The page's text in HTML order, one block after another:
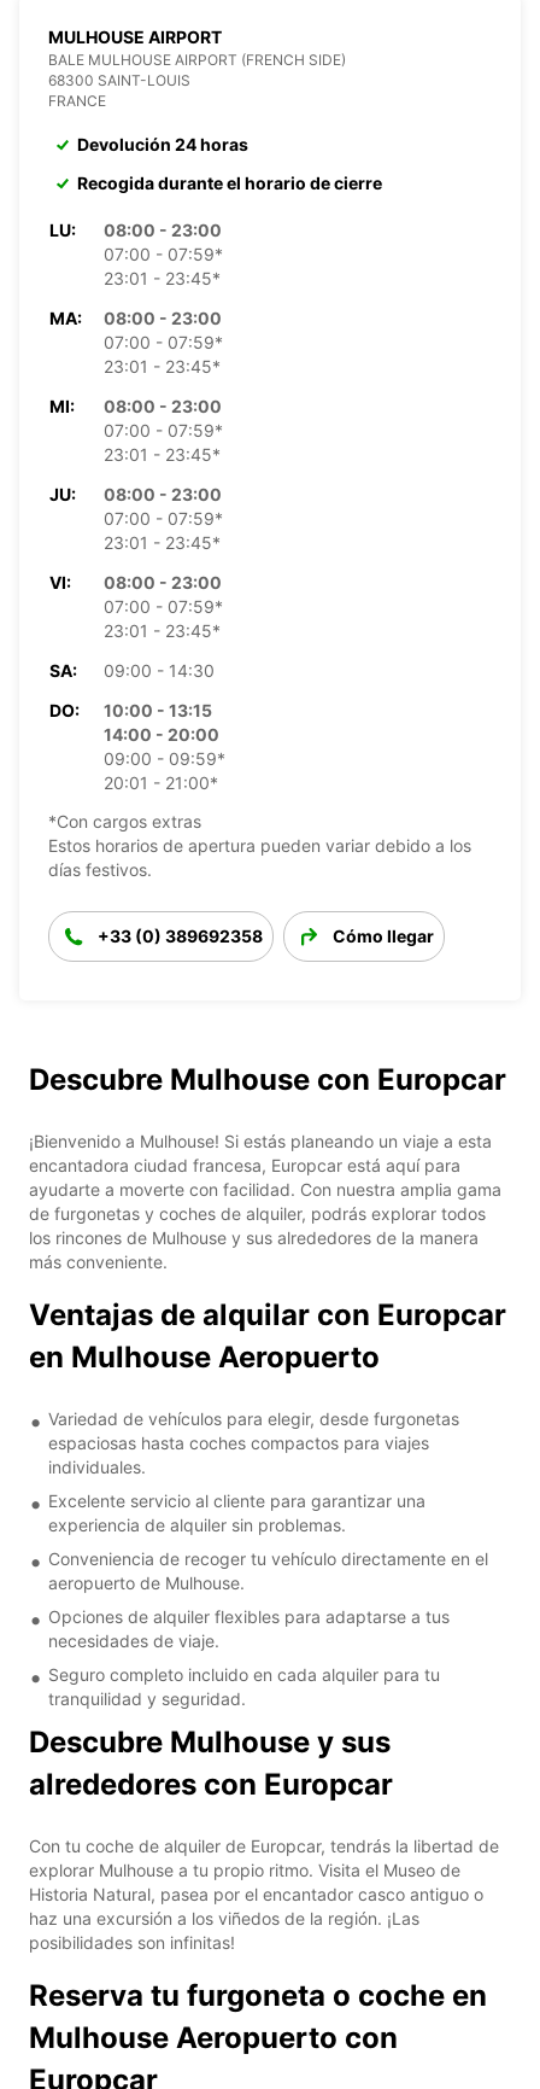
MULHOUSE AIRPORT
BALE MULHOUSE AIRPORT (FRENCH SIDE)
68300 SAINT-LOUIS
FRANCE
Devolución 24 horas
Recogida durante el horario de cierre
LU:
08:00 - 23:00
07:00 - 07:59*
23:01 - 23:45*
MA:
08:00 - 23:00
07:00 - 07:59*
23:01 - 23:45*
MI:
08:00 - 23:00
07:00 - 07:59*
23:01 - 23:45*
JU:
08:00 - 23:00
07:00 - 07:59*
23:01 - 23:45*
VI:
08:00 - 23:00
07:00 - 07:59*
23:01 - 23:45*
SA:
09:00 - 14:30
DO:
10:00 - 13:15
14:00 - 20:00
09:00 - 09:59*
20:01 - 21:00*
*Con cargos extras
Estos horarios de apertura pueden variar debido a los
días festivos.
+33 (0) 389692358 Cómo llegar
Descubre Mulhouse con Europcar
¡Bienvenido a Mulhouse! Si estás planeando un viaje a esta
encantadora ciudad francesa, Europcar está aquí para
ayudarte a moverte con facilidad. Con nuestra amplia gama
de furgonetas y coches de alquiler, podrás explorar todos
los rincones de Mulhouse y sus alrededores de la manera
más conveniente.
Ventajas de alquilar con Europcar
en Mulhouse Aeropuerto
Variedad de vehículos para elegir, desde furgonetas
espaciosas hasta coches compactos para viajes
individuales.
Excelente servicio al cliente para garantizar una
experiencia de alquiler sin problemas.
Conveniencia de recoger tu vehículo directamente en el
aeropuerto de Mulhouse.
Opciones de alquiler flexibles para adaptarse a tus
necesidades de viaje.
Seguro completo incluido en cada alquiler para tu
tranquilidad y seguridad.
Descubre Mulhouse y sus
alrededores con Europcar
Con tu coche de alquiler de Europcar, tendrás la libertad de
explorar Mulhouse a tu propio ritmo. Visita el Museo de
Historia Natural, pasea por el encantador casco antiguo o
haz una excursión a los viñedos de la región. ¡Las
posibilidades son infinitas!
Reserva tu furgoneta o coche en
Mulhouse Aeropuerto con
Europcar